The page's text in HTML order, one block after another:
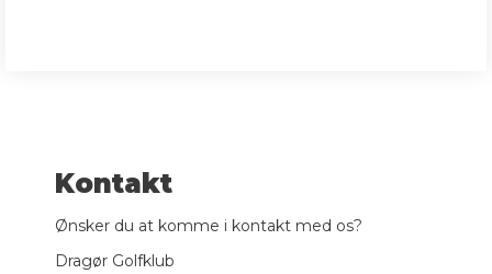
Kontakt
Ønsker du at komme i kontakt med os?
Dragør Golfklub